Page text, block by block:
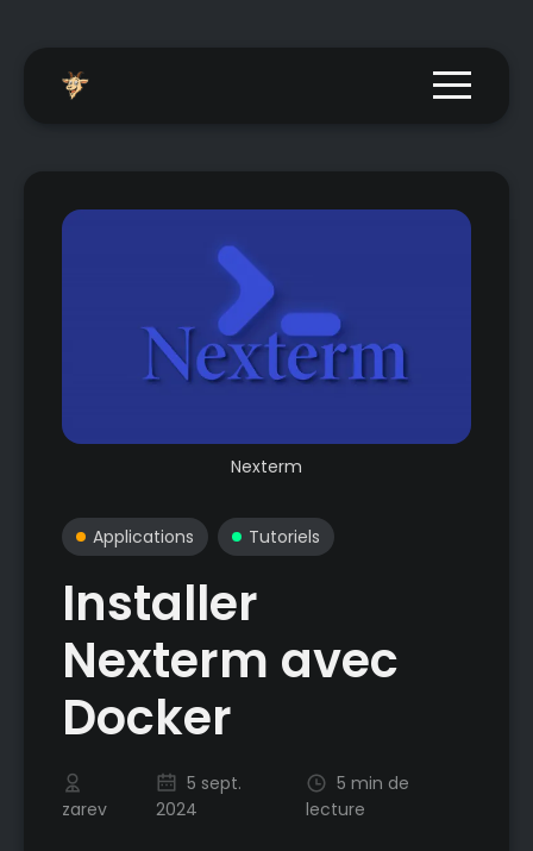
Menu
Nexterm
Applications Tutoriels
Installer
Nexterm avec
Docker
zarev
5 sept.
2024
5 min de
lecture